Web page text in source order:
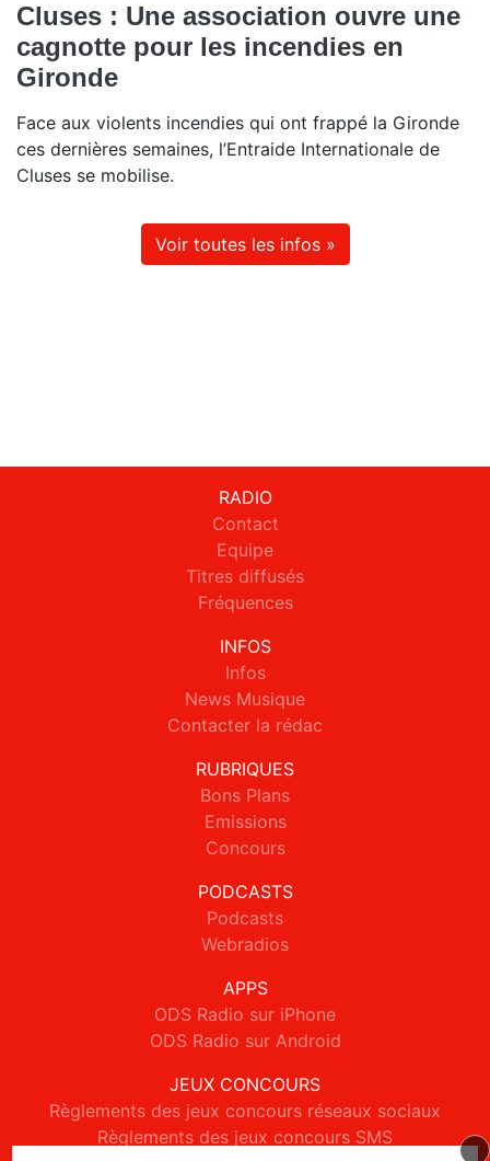
Cluses : Une association ouvre une
cagnotte pour les incendies en
Gironde
Face aux violents incendies qui ont frappé la Gironde
ces dernières semaines, l’Entraide Internationale de
Cluses se mobilise.
Voir toutes les infos »
RADIO
Contact
Equipe
Titres diffusés
Fréquences
INFOS
Infos
News Musique
Contacter la rédac
RUBRIQUES
Bons Plans
Emissions
Concours
PODCASTS
Podcasts
Webradios
APPS
ODS Radio sur iPhone
ODS Radio sur Android
JEUX CONCOURS
Règlements des jeux concours réseaux sociaux
Règlements des jeux concours SMS